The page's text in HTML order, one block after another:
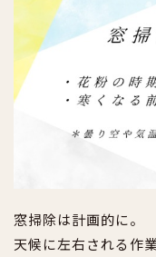
窓掃除は計画的に。
天候に左右される作